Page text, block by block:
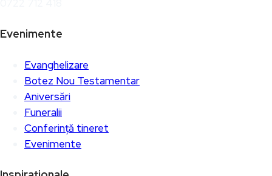
Evenimente
Evanghelizare
Botez Nou Testamentar
Aniversări
Funeralii
Conferință tineret
Evenimente